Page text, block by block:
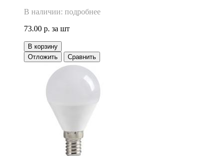
В наличии: подробнее
73.00 р. за шт
В корзину
Отложить
Сравнить